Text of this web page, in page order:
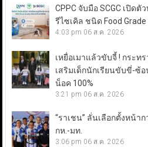
CPPC จับมือ SCGC เปิด
รีไซเคิล ชนิด Food
4:03 pm 06 ส.ค. 2026
เหยื่อเมาแล้วขับจี้ ! กระท
เสริมเด็กนักเรียนขับขี่-ซ้
น็อค 100%
3:21 pm 06 ส.ค. 2026
“ราเชน” ลั่นเลือกตั้งหน้า
กห.-มท.
3:06 pm 06 ส.ค. 2026